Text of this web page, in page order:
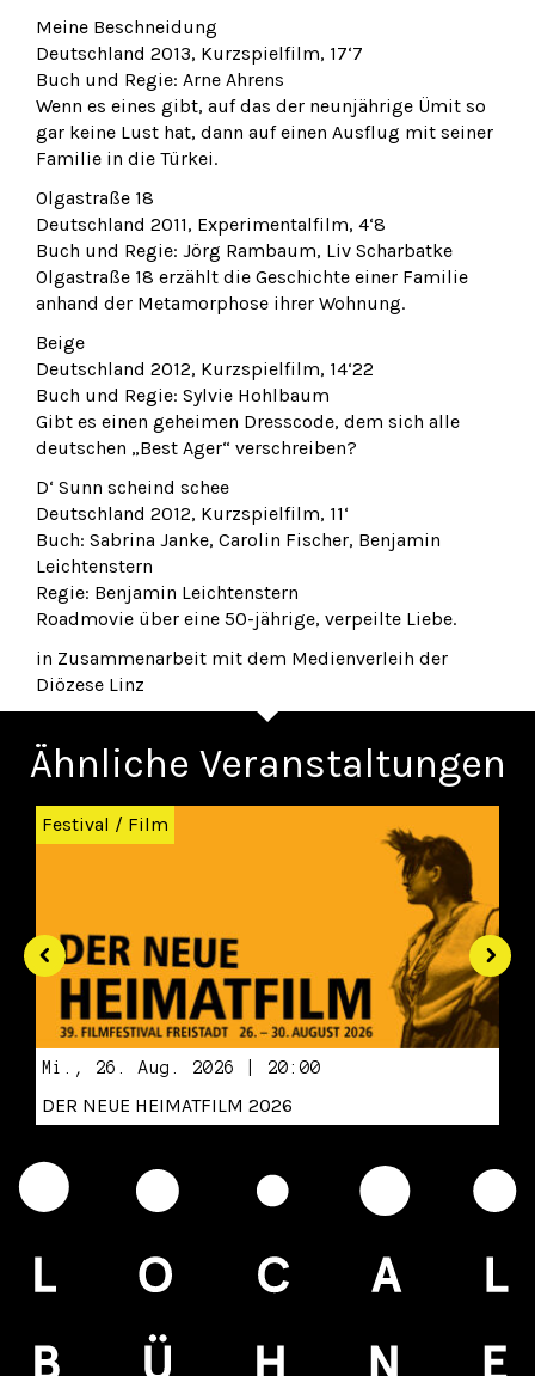
Meine Beschneidung
Deutschland 2013, Kurzspielfilm, 17‘7
Buch und Regie: Arne Ahrens
Wenn es eines gibt, auf das der neunjährige Ümit so
gar keine Lust hat, dann auf einen Ausflug mit seiner
Familie in die Türkei.
Olgastraße 18
Deutschland 2011, Experimentalfilm, 4‘8
Buch und Regie: Jörg Rambaum, Liv Scharbatke
Olgastraße 18 erzählt die Geschichte einer Familie
anhand der Metamorphose ihrer Wohnung.
Beige
Deutschland 2012, Kurzspielfilm, 14‘22
Buch und Regie: Sylvie Hohlbaum
Gibt es einen geheimen Dresscode, dem sich alle
deutschen „Best Ager“ verschreiben?
D‘ Sunn scheind schee
Deutschland 2012, Kurzspielfilm, 11‘
Buch: Sabrina Janke, Carolin Fischer, Benjamin
Leichtenstern
Regie: Benjamin Leichtenstern
Roadmovie über eine 50-jährige, verpeilte Liebe.
in Zusammenarbeit mit dem Medienverleih der
Diözese Linz
Ähnliche Veranstaltungen
Zurück
Festival / Film
Mi., 26. Aug. 2026 | 20:00
DER NEUE HEIMATFILM 2026